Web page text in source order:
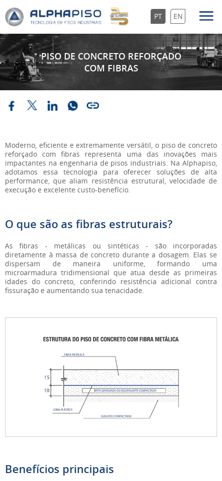
EN
PT
PISO DE CONCRETO REFORÇADO
COM FIBRAS
Moderno, eficiente e extremamente versátil, o piso de concreto
reforçado com fibras representa uma das inovações mais
impactantes na engenharia de pisos industriais. Na Alphapiso,
adotamos essa tecnologia para oferecer soluções de alta
performance, que aliam resistência estrutural, velocidade de
execução e excelente custo-benefício.
O que são as fibras estruturais?
As fibras - metálicas ou sintéticas - são incorporadas
diretamente à massa de concreto durante a dosagem. Elas se
dispersam de maneira uniforme, formando uma
microarmadura tridimensional que atua desde as primeiras
idades do concreto, conferindo resistência adicional contra
fissuração e aumentando sua tenacidade.
Benefícios principais